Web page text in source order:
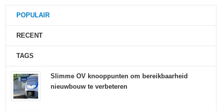
POPULAIR
RECENT
TAGS
Slimme OV knooppunten om bereikbaarheid
nieuwbouw te verbeteren